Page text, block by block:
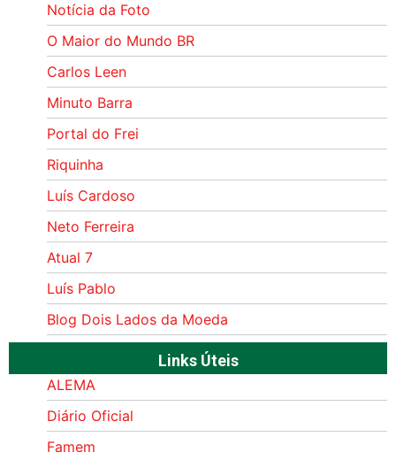
Notícia da Foto
O Maior do Mundo BR
Carlos Leen
Minuto Barra
Portal do Frei
Riquinha
Luís Cardoso
Neto Ferreira
Atual 7
Luís Pablo
Blog Dois Lados da Moeda
Links Úteis
ALEMA
Diário Oficial
Famem